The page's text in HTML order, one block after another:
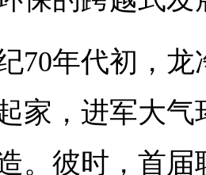
70年代初，
家，进军大
。彼时，首